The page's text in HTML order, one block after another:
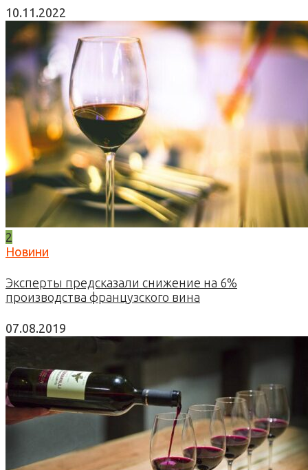
10.11.2022
2
Новини
Эксперты предсказали снижение на 6%
производства французского вина
07.08.2019